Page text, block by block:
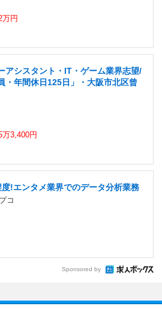
万円
アシスタント・IT・ゲーム業界志望/
・年間休日125日」・大阪市北区曾
万3,400円
!エンタメ業界でのデータ分析業務
コ
Sponsored by